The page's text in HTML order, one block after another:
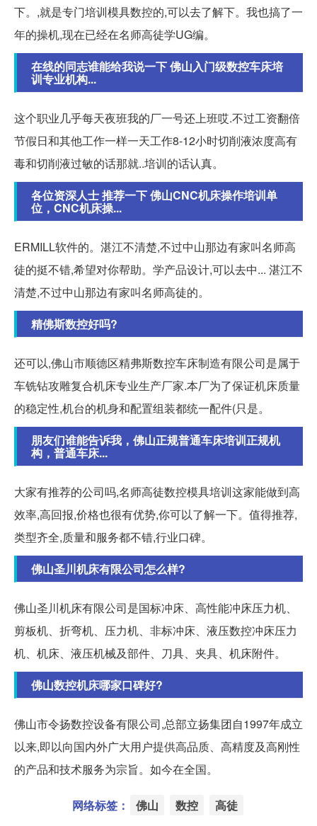
下。,就是专门培训模具数控的,可以去了解下。我也搞了一
年的操机,现在已经在名师高徒学UG编。
在线的同志谁能给我说一下 佛山入门级数控车床培
训专业机构...
这个职业几乎每天夜班我的厂一号还上班哎.不过工资翻倍
节假日和其他工作一样一天工作8-12小时切削液浓度高有
毒和切削液过敏的话那就..培训的话认真。
各位资深人士 推荐一下 佛山CNC机床操作培训单
位，CNC机床操...
ERMILL软件的。湛江不清楚,不过中山那边有家叫名师高
徒的挺不错,希望对你帮助。学产品设计,可以去中... 湛江不
清楚,不过中山那边有家叫名师高徒的。
精佛斯数控好吗?
还可以,佛山市顺德区精弗斯数控车床制造有限公司是属于
车铣钻攻雕复合机床专业生产厂家.本厂为了保证机床质量
的稳定性,机台的机身和配置组装都统一配件(只是。
朋友们谁能告诉我，佛山正规普通车床培训正规机
构，普通车床...
大家有推荐的公司吗,名师高徒数控模具培训这家能做到高
效率,高回报,价格也很有优势,你可以了解一下。值得推荐,
类型齐全,质量和服务都不错,行业口碑。
佛山圣川机床有限公司怎么样?
佛山圣川机床有限公司是国标冲床、高性能冲床压力机、
剪板机、折弯机、压力机、非标冲床、液压数控冲床压力
机、机床、液压机械及部件、刀具、夹具、机床附件。
佛山数控机床哪家口碑好?
佛山市令扬数控设备有限公司,总部立扬集团自1997年成立
以来,即以向国内外广大用户提供高品质、高精度及高刚性
的产品和技术服务为宗旨。如今在全国。
网络标签： 佛山 数控 高徒